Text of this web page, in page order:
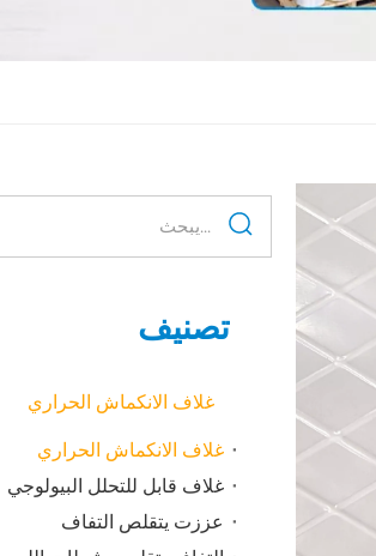
تصنيف
غلاف الانكماش الحراري
غلاف الانكماش الحراري
غلاف قابل للتحلل البيولوجي
عززت يتقلص التفاف